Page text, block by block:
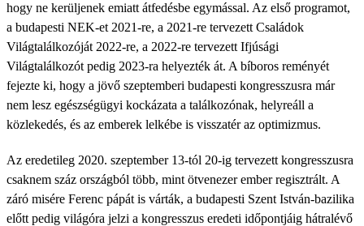
hogy ne kerüljenek emiatt átfedésbe egymással. Az első programot,
a budapesti NEK-et 2021-re, a 2021-re tervezett Családok
Világtalálkozóját 2022-re, a 2022-re tervezett Ifjúsági
Világtalálkozót pedig 2023-ra helyezték át. A bíboros reményét
fejezte ki, hogy a jövő szeptemberi budapesti kongresszusra már
nem lesz egészségügyi kockázata a találkozónak, helyreáll a
közlekedés, és az emberek lelkébe is visszatér az optimizmus.
Az eredetileg 2020. szeptember 13-tól 20-ig tervezett kongresszusra
csaknem száz országból több, mint ötvenezer ember regisztrált. A
záró misére Ferenc pápát is várták, a budapesti Szent István-bazilika
előtt pedig világóra jelzi a kongresszus eredeti időpontjáig hátralévő